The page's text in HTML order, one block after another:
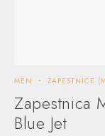
MEN ZAPESTNICE
Zapestnica
Blue Jet